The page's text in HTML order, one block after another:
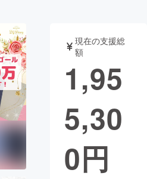
音楽
ジェット ゲーム・サ
活性化
現在の支援総
額
1,95
5,30
0円